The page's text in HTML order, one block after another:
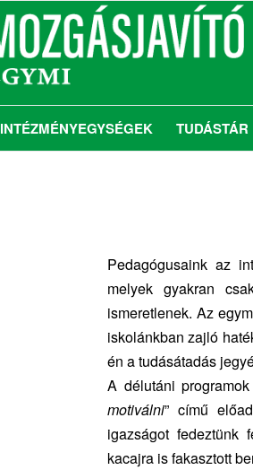
INTÉZMÉNYEGYSÉGEK TUDÁSTÁR
Pedagógusaink az
melyek gyakran
ismeretlenek. Az
iskolánkban zajló
én a tudásátadás
A délutáni
motiválni” című
igazságot fedeztünk
kacajra is fakasztott